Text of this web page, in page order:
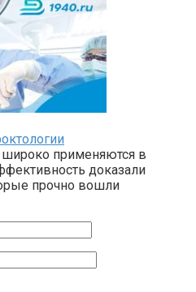
применяются в
доказали
прочно вошли